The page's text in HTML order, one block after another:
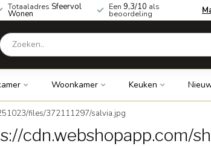
Totaaladres Sfeervol
Wonen
Een 9,3/10 als
beoordeling
Woonkamer Keuken
files/372111297/salvia.jpg
cdn.webshopapp.com/